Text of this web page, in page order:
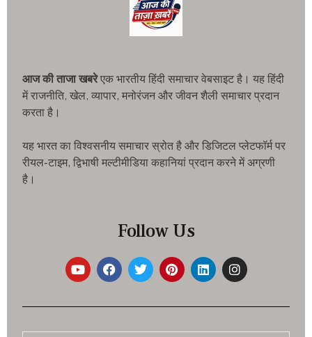
आज की ताजा खबरेएक भारतीय हिंदी समाचार वेबसाइट है। यह हिंदी
में राजनीति, खेल, व्यापार, मनोरंजन और जीवन शैली समाचार प्रदान
करता है।
यह भारत का विश्वसनीय समाचार स्रोत है और डिजिटल प्लेटफॉर्म पर
रीयल-टाइम, द्विभाषी मल्टीमीडिया कहानियां प्रदान करने में अग्रणी
है।
Follow Us